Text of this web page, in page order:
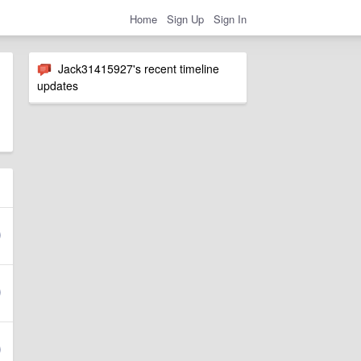
Home Sign Up Sign In
Jack31415927's recent timeline
updates